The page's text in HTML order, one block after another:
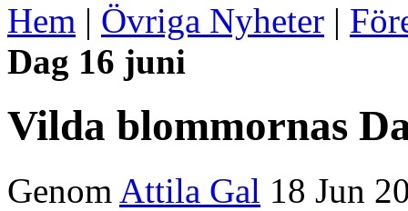
Hem | Övriga Nyheter |
Dag 16 juni
Vilda blommornas
Genom Attila Gal 18 Jun